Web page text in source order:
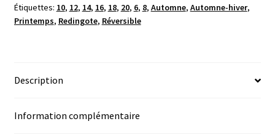
Étiquettes: 10, 12, 14, 16, 18, 20, 6, 8, Automne, Automne-hiver,
Printemps, Redingote, Réversible
Description
Information complémentaire